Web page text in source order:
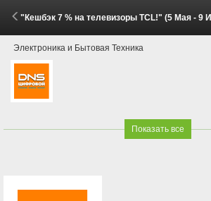
"Кешбэк 7 % на телевизоры TCL!" (5 Мая - 9 Июня 2026)
Электроника и Бытовая Техника
Показать все